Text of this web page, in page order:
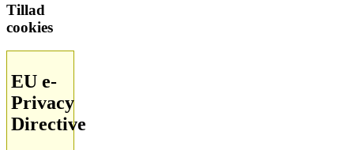
Tillad
cookies
EU e-
Privacy
Directive